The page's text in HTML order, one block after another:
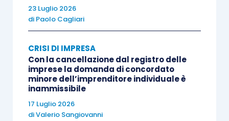
QUESTIONI APPLICATE NELLA PRATICA
affrontare nuovamente il tema della interferenza
tra la denunzia già ex art. 2409 cc (oggi art. 2396
quater cc) e lo svolgimento della composizione
23 Luglio 2026
di Paolo Cagliari
CRISI DI IMPRESA
Con la cancellazione dal registro delle
imprese la domanda di concordato
minore dell’imprenditore individuale è
inammissibile
17 Luglio 2026
diValerio Sangiovanni